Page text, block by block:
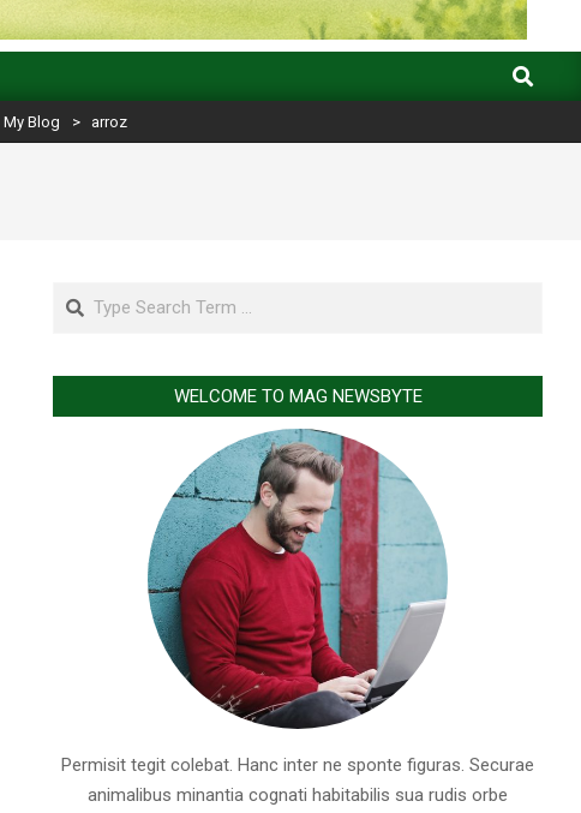
Search
My Blog > arroz
Search
WELCOME TO MAG NEWSBYTE
Permisit tegit colebat. Hanc inter ne sponte figuras. Securae
animalibus minantia cognati habitabilis sua rudis orbe